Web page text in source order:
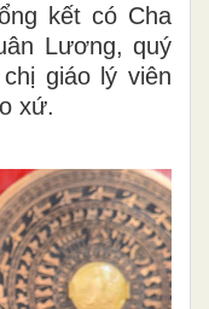
kết có Cha
Lương, quý
giáo lý viên
xứ.